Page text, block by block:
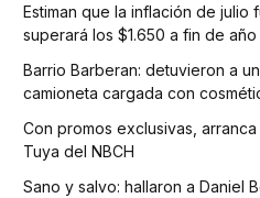
Estiman que la inflación de
superará los $1.650 a fin de año
Barrio Barberan: detuvieron a
camioneta cargada con
Con promos exclusivas,
Tuya del NBCH
Sano y salvo: hallaron a Daniel